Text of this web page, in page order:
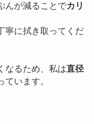
んが減ることでカリ
寧に拭き取ってくだ
なるため、私は直径
ています。